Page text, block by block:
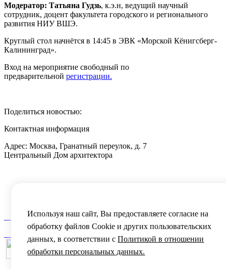
Модератор: Татьяна Гудзь, к.э.н, ведущий научный
сотрудник, доцент факультета городского и регионального
развития НИУ ВШЭ.
Круглый стол начнётся в 14:45 в ЭВК «Морской Кёнигсберг-
Калининград».
Вход на мероприятие свободный по
предварительной регистрации.
Поделиться новостью:
Контактная информация
Адрес: Москва, Гранатный переулок, д. 7
Центральный Дом архитектора
Карта сайтаИспользуя наш сайт, Вы предоставляете согласие на
обработку файлов Сookie и других пользовательских
данных, в соответствии сПолитикой в отношении
обработки персональных данных.